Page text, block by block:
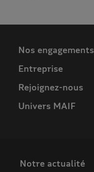
Nos engagements
Entreprise
Rejoignez-nous
Univers MAIF
Notre actualité